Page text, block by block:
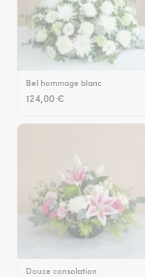
Bel hommage blanc
124,00 €
Douce consolation